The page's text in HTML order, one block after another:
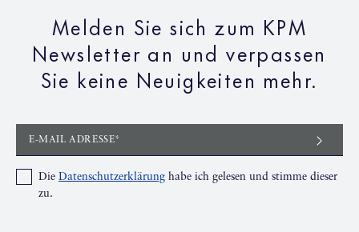
Melden Sie sich zum KPM
Newsletter an und verpassen
Sie keine Neuigkeiten mehr.
E-MAIL ADRESSE*
Die Datenschutzerklärung habe ich gelesen und stimme dieser
zu.